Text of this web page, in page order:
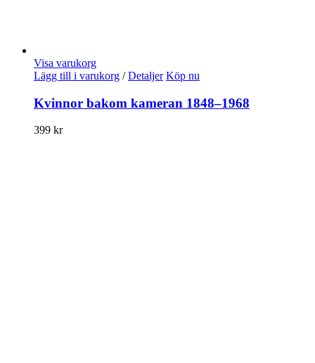
Visa varukorg
Lägg till i varukorg / Detaljer Köp nu
Kvinnor bakom kameran 1848–1968
399 kr